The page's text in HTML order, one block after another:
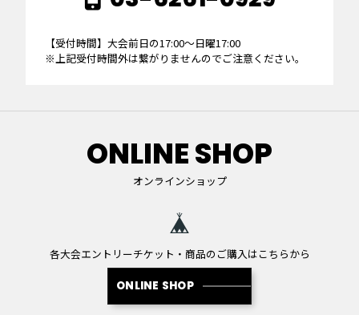
【受付時間】大会前日の17:00～日曜17:00
※上記受付時間外は繋がりませんのでご注意ください。
ONLINE SHOP
オンラインショップ
各大会エントリーチケット・商品のご購入はこちらから
ONLINE SHOP